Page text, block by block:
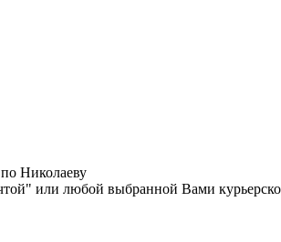
по Николаеву
или любой выбранной Вами